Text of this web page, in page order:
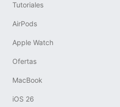
Tutoriales
AirPods
Apple Watch
Ofertas
MacBook
iOS 26